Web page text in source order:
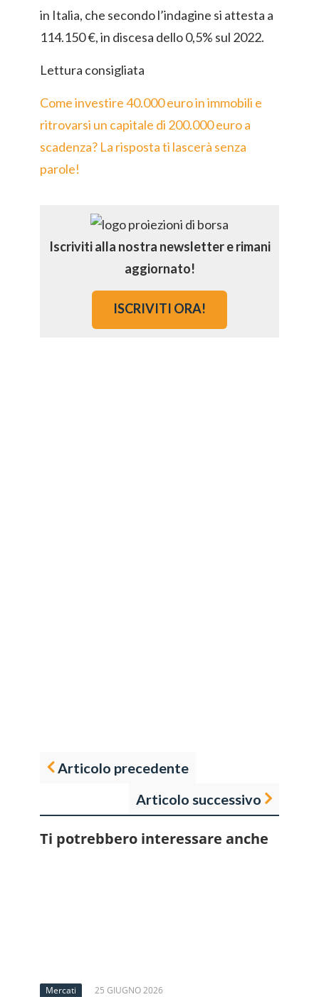
in Italia, che secondo l’indagine si attesta a
114.150 €, in discesa dello 0,5% sul 2022.
Lettura consigliata
Come investire 40.000 euro in immobili e
ritrovarsi un capitale di 200.000 euro a
scadenza? La risposta ti lascerà senza
parole!
Iscriviti alla nostra newsletter e rimani
aggiornato!
ISCRIVITI ORA!
Articolo precedente
Articolo successivo
Ti potrebbero interessare anche
Mercati 25 GIUGNO 2026